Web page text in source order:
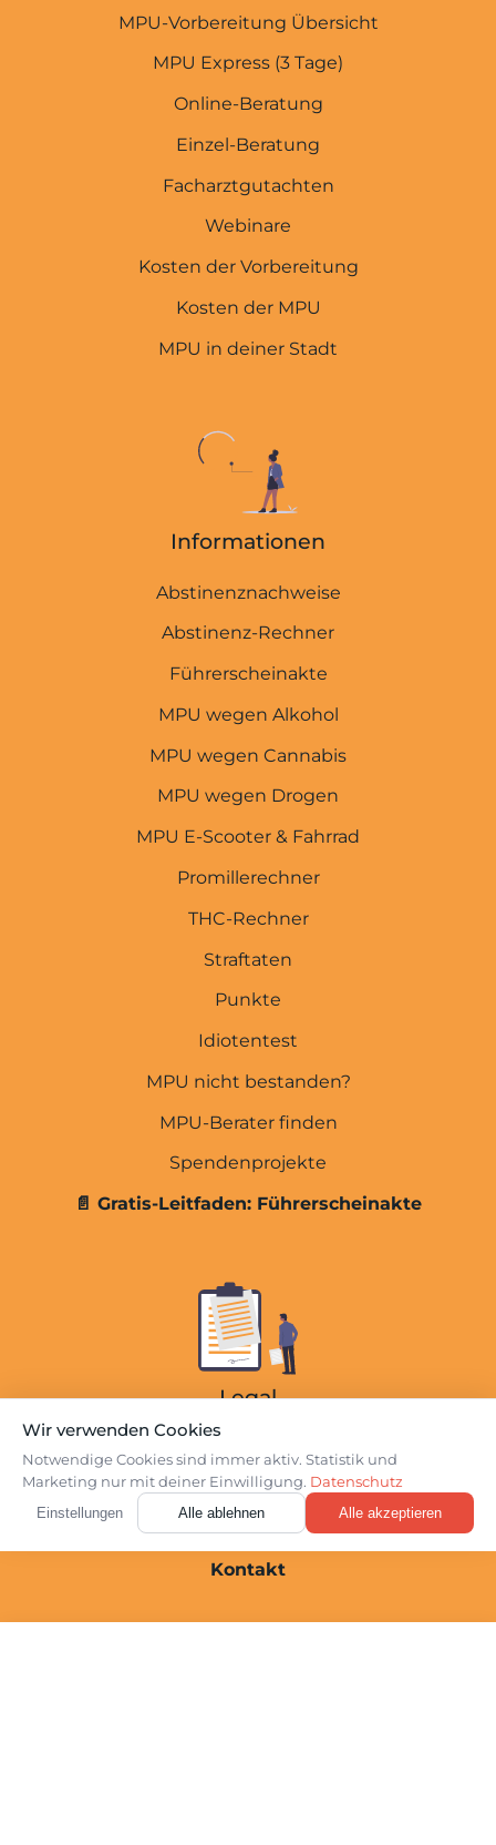
MPU-Vorbereitung Übersicht
MPU Express (3 Tage)
Online-Beratung
Einzel-Beratung
Facharztgutachten
Webinare
Kosten der Vorbereitung
Kosten der MPU
MPU in deiner Stadt
Informationen
Abstinenznachweise
Abstinenz-Rechner
Führerscheinakte
MPU wegen Alkohol
MPU wegen Cannabis
MPU wegen Drogen
MPU E-Scooter & Fahrrad
Promillerechner
THC-Rechner
Straftaten
Punkte
Idiotentest
MPU nicht bestanden?
MPU-Berater finden
Spendenprojekte
📄 Gratis-Leitfaden: Führerscheinakte
Legal
Impressum
Cookie-Einstellungen
Kontakt
Wir verwenden Cookies
Notwendige Cookies sind immer aktiv. Statistik und
Marketing nur mit deiner Einwilligung. Datenschutz
Einstellungen Alle ablehnen Alle akzeptieren
Übersicht
MPU Express (3 Tage)
Online-Beratung
Einzel-Beratung
Facharztgutachten
Webinare